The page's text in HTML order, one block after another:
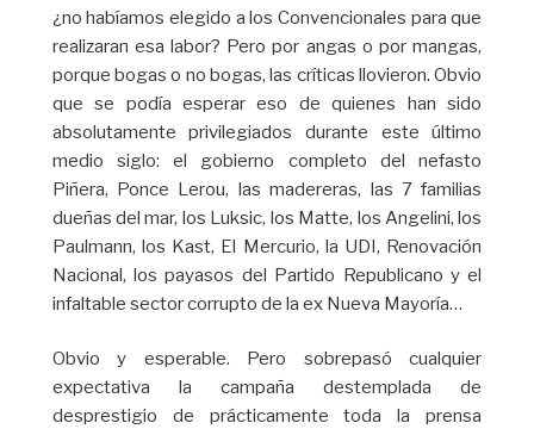
¿no habíamos elegido a los Convencionales para que
realizaran esa labor? Pero por angas o por mangas,
porque bogas o no bogas, las críticas llovieron. Obvio
que se podía esperar eso de quienes han sido
absolutamente privilegiados durante este último
medio siglo: el gobierno completo del nefasto
Piñera, Ponce Lerou, las madereras, las 7 familias
dueñas del mar, los Luksic, los Matte, los Angelini, los
Paulmann, los Kast, El Mercurio, la UDI, Renovación
Nacional, los payasos del Partido Republicano y el
infaltable sector corrupto de la ex Nueva Mayoría…
Obvio y esperable. Pero sobrepasó cualquier
expectativa la campaña destemplada de
desprestigio de prácticamente toda la prensa